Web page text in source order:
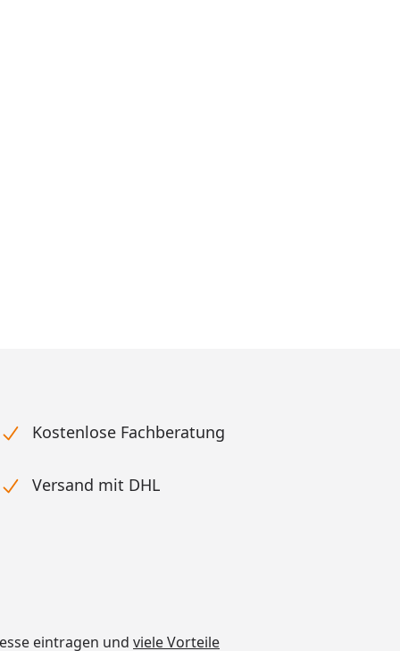
Kostenlose Fachberatung
Versand mit DHL
eintragen und viele Vorteile